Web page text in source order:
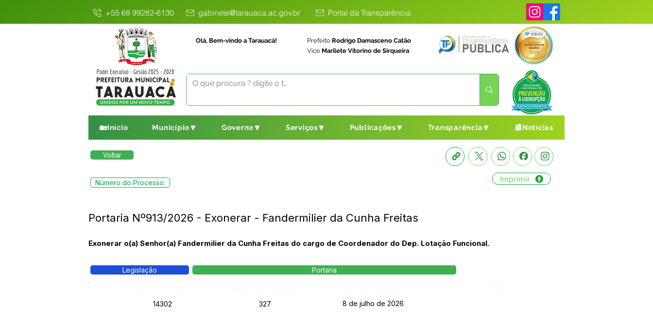
+55 68 99282-6130 gabinete@tarauaca.ac.gov.br Portal da Transparência
Olá, Bem-vindo a Tarauacá! Prefeito Rodrigo Damasceno Catão
Vice Marilete Vitorino de Sirqueira
🏡Início Município🔽 Governo🔽 Serviços🔽 Publicações🔽 Transparência🔽 📰Notícias
Voltar
Número do Processo: Imprimir
Portaria Nº913/2026 - Exonerar - Fandermilier da Cunha Freitas
Exonerar o(a) Senhor(a) Fandermilier da Cunha Freitas do cargo de Coordenador do Dep. Lotação Funcional.
Legislação Portaria
14302
327 8 de julho de 2026